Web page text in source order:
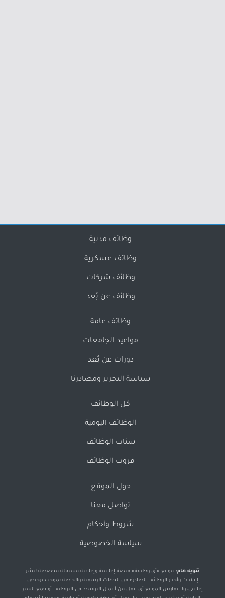
وظائف مدنية
وظائف عسكرية
وظائف شركات
وظائف عن بُعد
وظائف عامة
مواعيد الجامعات
دورات عن بُعد
سياسة التحرير ومصادرنا
كل الوظائف
الوظائف اليومية
سناب الوظائف
قروب الوظائف
حول الموقع
تواصل معنا
شروط وأحكام
سياسة الخصوصية
تنويه هام: موقع «أي وظيفة» منصة إعلامية وإعلانية مستقلة مخصصة لنشر
إعلانات وأخبار الوظائف الصادرة من الجهات الرسمية والخاصة بموجب ترخيص
إعلامي، ولا يمارس الموقع أي عمل من أعمال التوسط في التوظيف أو جمع السير